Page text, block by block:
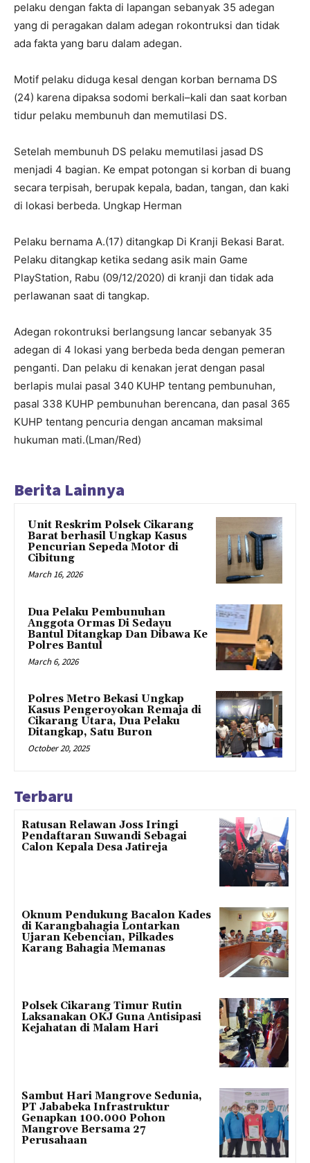
pelaku dengan fakta di lapangan sebanyak 35 adegan
yang di peragakan dalam adegan rokontruksi dan tidak
ada fakta yang baru dalam adegan.
Motif pelaku diduga kesal dengan korban bernama DS
(24) karena dipaksa sodomi berkali–kali dan saat korban
tidur pelaku membunuh dan memutilasi DS.
Setelah membunuh DS pelaku memutilasi jasad DS
menjadi 4 bagian. Ke empat potongan si korban di buang
secara terpisah, berupak kepala, badan, tangan, dan kaki
di lokasi berbeda. Ungkap Herman
Pelaku bernama A.(17) ditangkap Di Kranji Bekasi Barat.
Pelaku ditangkap ketika sedang asik main Game
PlayStation, Rabu (09/12/2020) di kranji dan tidak ada
perlawanan saat di tangkap.
Adegan rokontruksi berlangsung lancar sebanyak 35
adegan di 4 lokasi yang berbeda beda dengan pemeran
penganti. Dan pelaku di kenakan jerat dengan pasal
berlapis mulai pasal 340 KUHP tentang pembunuhan,
pasal 338 KUHP pembunuhan berencana, dan pasal 365
KUHP tentang pencuria dengan ancaman maksimal
hukuman mati.(Lman/Red)
Berita Lainnya
Unit Reskrim Polsek Cikarang
Barat berhasil Ungkap Kasus
Pencurian Sepeda Motor di
Cibitung
March 16, 2026
Dua Pelaku Pembunuhan
Anggota Ormas Di Sedayu
Bantul Ditangkap Dan Dibawa Ke
Polres Bantul
March 6, 2026
Polres Metro Bekasi Ungkap
Kasus Pengeroyokan Remaja di
Cikarang Utara, Dua Pelaku
Ditangkap, Satu Buron
October 20, 2025
Terbaru
Ratusan Relawan Joss Iringi
Pendaftaran Suwandi Sebagai
Calon Kepala Desa Jatireja
Oknum Pendukung Bacalon Kades
di Karangbahagia Lontarkan
Ujaran Kebencian, Pilkades
Karang Bahagia Memanas
Polsek Cikarang Timur Rutin
Laksanakan OKJ Guna Antisipasi
Kejahatan di Malam Hari
Sambut Hari Mangrove Sedunia,
PT Jababeka Infrastruktur
Genapkan 100.000 Pohon
Mangrove Bersama 27
Perusahaan